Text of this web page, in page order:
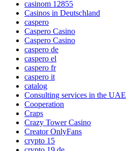
casinom 12855
Casinos in Deutschland
caspero
Caspero Casino
Caspero Casino
caspero de
caspero el
caspero fr
caspero it
catalog
Consulting services in the UAE
Cooperation
Craps
Crazy Tower Сasino
Creator OnlyFans
crypto 15